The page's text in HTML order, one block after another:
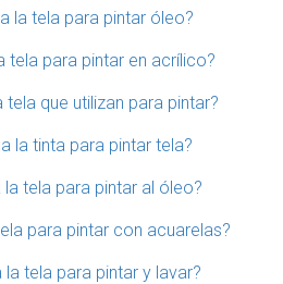
la tela para pintar óleo?
tela para pintar en acrílico?
que utilizan para pintar?
la tinta para pintar tela?
tela para pintar al óleo?
para pintar con acuarelas?
tela para pintar y lavar?